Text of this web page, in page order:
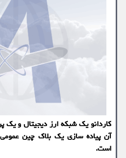
کاردانو یک شبکه ارز دیجیتال و
آن پیاده سازی یک بلاک چین
است.